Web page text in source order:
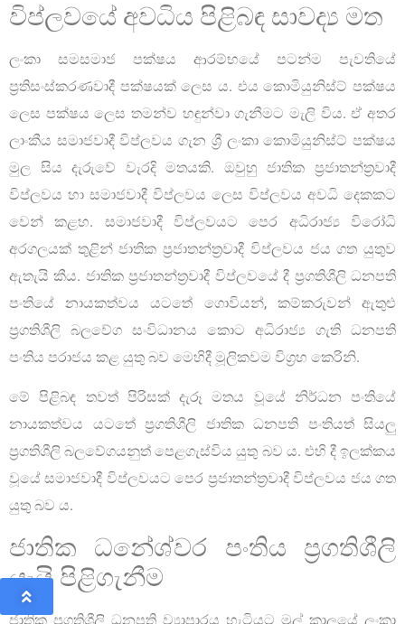
විප්ලවයේ අවධිය පිළිබඳ සාවද්‍ය මත
ලංකා සමසමාජ පක්ෂය ආරම්භයේ පටන්ම පැවතියේ
ප්‍රතිසංස්කරණවාදී පක්ෂයක් ලෙස ය. එය කොමියුනිස්ට් පක්ෂය
ලෙස පක්ෂය ලෙස තමන්ව හඳුන්වා ගැනීමට මැලි විය. ඒ අතර
ලාංකීය සමාජවාදී විප්ලවය ගැන ශ්‍රී ලංකා කොමියුනිස්ට් පක්ෂය
මුල සිය දැරුවේ වැරදි මතයකි. ඔවුහු ජාතික ප්‍රජාතන්ත්‍රවාදී
විප්ලවය හා සමාජවාදී විප්ලවය ලෙස විප්ලවය අවධි දෙකකට
වෙන් කළහ. සමාජවාදී විප්ලවයට පෙර අධිරාජ්‍ය විරෝධි
අරගලයක් තුළින් ජාතික ප්‍රජාතන්ත්‍රවාදී විප්ලවය ජය ගත යුතුව
ඇතැයි කීය. ජාතික ප්‍රජාතන්ත්‍රවාදී විප්ලවයේ දී ප්‍රගතිශීලි ධනපති
පංතියේ නායකත්වය යටතේ ගොවියන්, කම්කරුවන් ඇතුළු
ප්‍රගතිශීලි බලවේග සංවිධානය කොට අධිරාජ්‍ය ගැති ධනපති
පංතිය පරාජය කළ යුතු බව මෙහිදී මූලිකවම විග්‍රහ කෙරිනි.
මේ පිළිබඳ තවත් පිරිසක් දැරූ මතය වූයේ නිර්ධන පංතියේ
නායකත්වය යටතේ ප්‍රගතිශීලි ජාතික ධනපති පංතියත් සියලු
ප්‍රගතිශීලි බලවේගයනුත් පෙළගැස්විය යුතු බව ය. එහි දී ඉලක්කය
වූයේ සමාජවාදී විප්ලවයට පෙර ප්‍රජාතන්ත්‍රවාදී විප්ලවය ජය ගත
යුතු බව ය.
ජාතික ධනේශ්වර පංතිය ප්‍රගතිශීලි
යැයි පිළිගැනීම
ජාතික ප්‍රගතිශීලි ධනපති ව්‍යාපාරය හැටියට මුල් කාලයේ ලංකා